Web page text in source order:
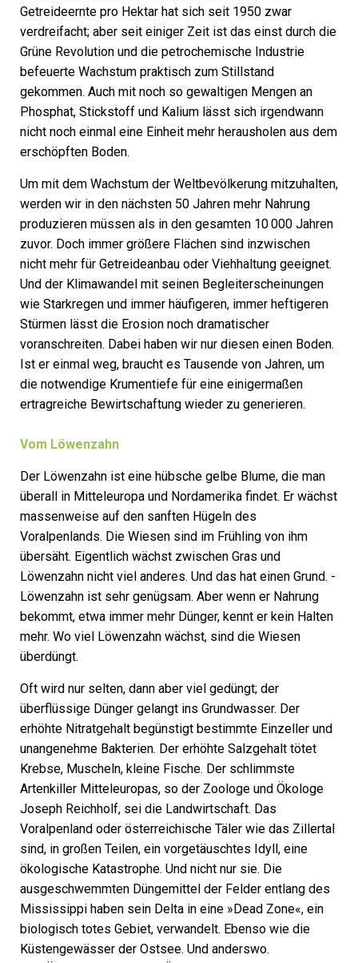
Getreideernte pro Hektar hat sich seit 1950 zwar
verdreifacht; aber seit einiger Zeit ist das einst durch die
Grüne Revolution und die petrochemische Indus­trie
befeuerte Wachstum praktisch zum Stillstand
gekommen. Auch mit noch so gewaltigen Mengen an
Phosphat, Stickstoff und Kalium lässt sich irgendwann
nicht noch einmal eine Einheit mehr herausholen aus dem
erschöpften Boden.
Um mit dem Wachstum der Weltbevölkerung mitzuhalten,
werden wir in den nächsten 50 Jahren mehr Nahrung
produzieren müssen als in den gesamten 10 000 Jahren
zuvor. Doch immer größere Flächen sind inzwischen
nicht mehr für Getreideanbau oder Viehhaltung geeignet.
Und der Klimawandel mit seinen Begleit­erscheinungen
wie Starkregen und immer häufigeren, immer heftigeren
Stürmen lässt die Erosion noch dramatischer
voranschreiten. Dabei haben wir nur diesen einen Boden.
Ist er einmal weg, braucht es Tausende von Jahren, um
die notwendige Krumentiefe für eine einigermaßen
ertragreiche Bewirtschaftung wieder zu generieren.
Vom Löwenzahn
Der Löwenzahn ist eine hübsche gelbe Blume, die man
überall in Mitteleuropa und Nordamerika findet. Er wächst
massenweise auf den sanften Hügeln des
Voralpenlands. Die Wiesen sind im Frühling von ihm
übersäht. Eigentlich wächst zwischen Gras und
Löwenzahn nicht viel anderes. Und das hat einen Grund. ­
Löwenzahn ist sehr genügsam. Aber wenn er Nahrung
bekommt, etwa immer mehr Dünger, kennt er kein Halten
mehr. Wo viel Löwenzahn wächst, sind die Wiesen
überdüngt.
Oft wird nur selten, dann aber viel gedüngt; der
überflüssige Dünger gelangt ins Grundwasser. Der
erhöhte Nitratgehalt begünstigt bestimmte Einzeller und
unangenehme Bakterien. Der erhöhte Salzgehalt tötet
Krebse, Muscheln, kleine Fische. Der schlimmste
Artenkiller Mitteleuropas, so der Zoologe und Ökologe
Joseph Reichholf, sei die Landwirtschaft. Das
Voralpenland oder österreichische Täler wie das Zillertal
sind, in großen Teilen, ein vorgetäuschtes Idyll, eine
ökologische Katastrophe. Und nicht nur sie. Die
ausgeschwemmten Düngemittel der Felder entlang des
Mississippi haben sein Delta in eine »Dead Zone«, ein
biologisch totes Gebiet, verwandelt. Ebenso wie die
Küstengewässer der Ostsee. Und anderswo.